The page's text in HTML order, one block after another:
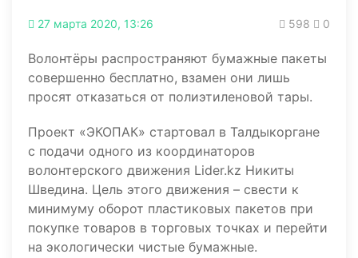
27 марта 2020, 13:26 598 0
Волонтёры распространяют бумажные пакеты
совершенно бесплатно, взамен они лишь
просят отказаться от полиэтиленовой тары.
Проект «ЭКОПАК» стартовал в Талдыкоргане
с подачи одного из координаторов
волонтерского движения Lider.kz Никиты
Шведина. Цель этого движения – свести к
минимуму оборот пластиковых пакетов при
покупке товаров в торговых точках и перейти
на экологически чистые бумажные.